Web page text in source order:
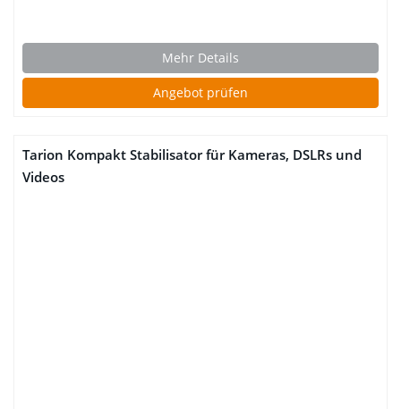
Mehr Details
Angebot prüfen
Tarion Kompakt Stabilisator für Kameras, DSLRs und
Videos